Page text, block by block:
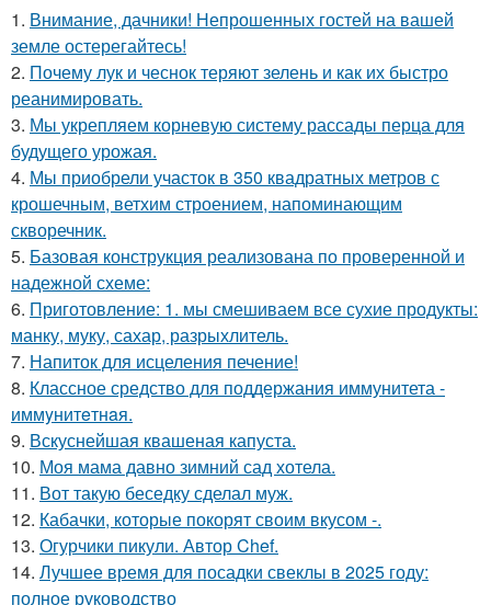
1. Внимание, дачники! Непрошенных гостей на вашей
земле остерегайтесь!
2. Почему лук и чеснок теряют зелень и как их быстро
реанимировать.
3. Мы укрепляем корневую систему рассады перца для
будущего урожая.
4. Мы приобрели участок в 350 квадратных метров с
крошечным, ветхим строением, напоминающим
скворечник.
5. Базовая конструкция реализована по проверенной и
надежной схеме:
6. Приготовление: 1. мы смешиваем все сухие продукты:
манку, муку, сахар, разрыхлитель.
7. Напиток для исцеления печение!
8. Классное средство для поддержания иммунитета -
иммyнитeтнaя.
9. Вскуснейшая квашеная капуста.
10. Моя мама давно зимний сад хотела.
11. Вот такую беседку сделал муж.
12. Кабачки, которые покорят своим вкусом -.
13. Огурчики пикули. Автор Chef.
14. Лучшее время для посадки свеклы в 2025 году:
полное руководство